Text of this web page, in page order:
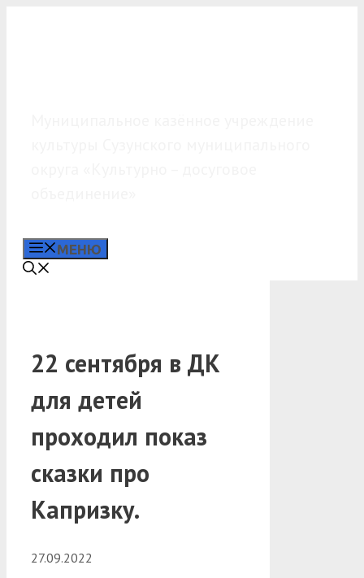
МЕНЮ
22 сентября в ДК
для детей
проходил показ
сказки про
Капризку.
27.09.2022